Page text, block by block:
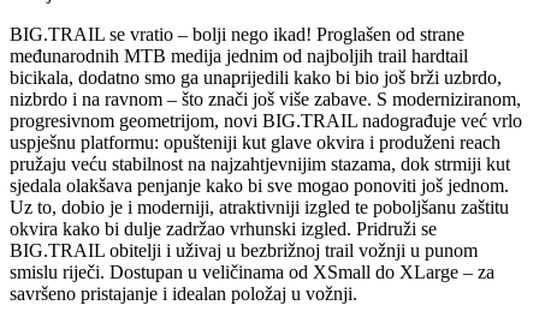
BIG.TRAIL se vratio – bolji nego ikad! Proglašen od strane
međunarodnih MTB medija jednim od najboljih trail hardtail
bicikala, dodatno smo ga unaprijedili kako bi bio još brži uzbrdo,
nizbrdo i na ravnom – što znači još više zabave. S moderniziranom,
progresivnom geometrijom, novi BIG.TRAIL nadograđuje već vrlo
uspješnu platformu: opušteniji kut glave okvira i produženi reach
pružaju veću stabilnost na najzahtjevnijim stazama, dok strmiji kut
sjedala olakšava penjanje kako bi sve mogao ponoviti još jednom.
Uz to, dobio je i moderniji, atraktivniji izgled te poboljšanu zaštitu
okvira kako bi dulje zadržao vrhunski izgled. Pridruži se
BIG.TRAIL obitelji i uživaj u bezbrižnoj trail vožnji u punom
smislu riječi. Dostupan u veličinama od XSmall do XLarge – za
savršeno pristajanje i idealan položaj u vožnji.